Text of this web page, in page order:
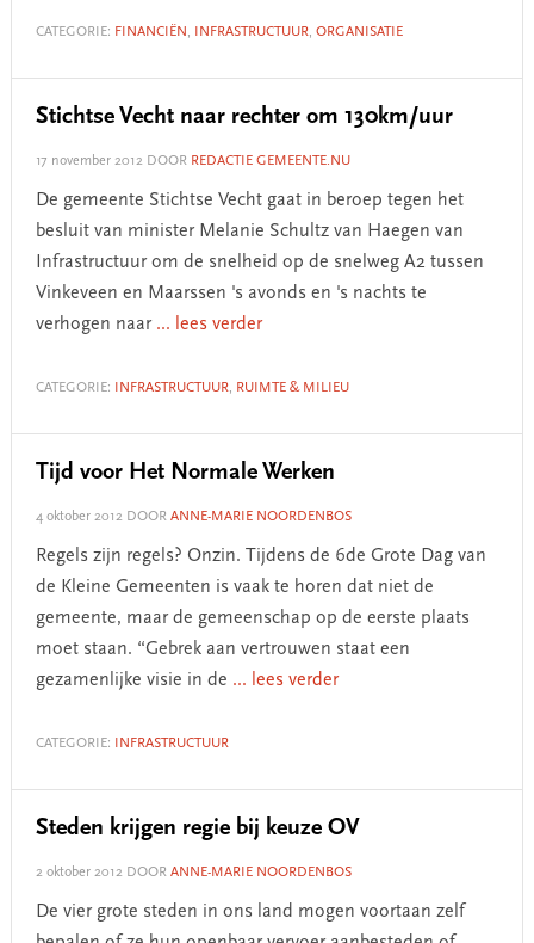
CATEGORIE: FINANCIËN , INFRASTRUCTUUR, ORGANISATIE
Stichtse Vecht naar rechter om 130km/uur
17 november 2012DOOR REDACTIE GEMEENTE.NU
De gemeente Stichtse Vecht gaat in beroep tegen het
besluit van minister Melanie Schultz van Haegen van
Infrastructuur om de snelheid op de snelweg A2 tussen
Vinkeveen en Maarssen 's avonds en 's nachts te
verhogen naar ... lees verder
CATEGORIE: INFRASTRUCTUUR, RUIMTE & MILIEU
Tijd voor Het Normale Werken
4 oktober 2012DOOR ANNE-MARIE NOORDENBOS
Regels zijn regels? Onzin. Tijdens de 6de Grote Dag van
de Kleine Gemeenten is vaak te horen dat niet de
gemeente, maar de gemeenschap op de eerste plaats
moet staan. “Gebrek aan vertrouwen staat een
gezamenlijke visie in de ... lees verder
CATEGORIE: INFRASTRUCTUUR
Steden krijgen regie bij keuze OV
2 oktober 2012DOOR ANNE-MARIE NOORDENBOS
De vier grote steden in ons land mogen voortaan zelf